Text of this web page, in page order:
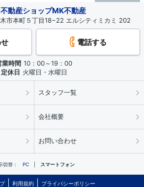
動産ショップMK不動産
市本町５丁目18−22 エルシティミカミ 202
電話する
業時間 10：00～19：00
定休日 火曜日・水曜日
スタッフ一覧
会社概要
お問い合わせ
切替： PC スマートフォン
利用規約 プライバシーポリシー